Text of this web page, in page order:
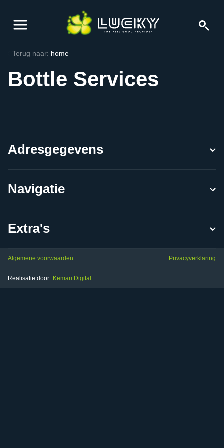
Terug naar: home
Bottle Services
Adresgegevens
Navigatie
Extra's
Algemene voorwaarden Privacyverklaring
Realisatie door: Kemari Digital